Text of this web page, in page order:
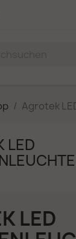
Agrotek
LED
LED